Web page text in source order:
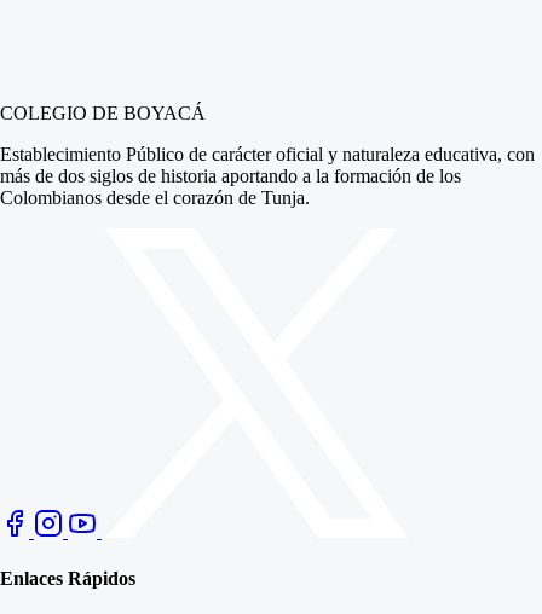
COLEGIO DE BOYACÁ
Establecimiento Público de carácter oficial y naturaleza educativa, con
más de dos siglos de historia aportando a la formación de los
Colombianos desde el corazón de Tunja.
Enlaces Rápidos